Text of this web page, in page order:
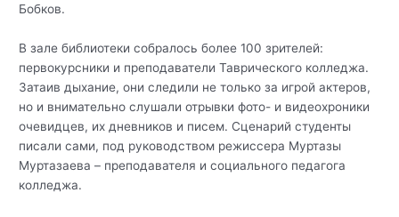
Бобков.
В зале библиотеки собралось более 100 зрителей:
первокурсники и преподаватели Таврического колледжа.
Затаив дыхание, они следили не только за игрой актеров,
но и внимательно слушали отрывки фото- и видеохроники
очевидцев, их дневников и писем. Сценарий студенты
писали сами, под руководством режиссера Муртазы
Муртазаева – преподавателя и социального педагога
колледжа.